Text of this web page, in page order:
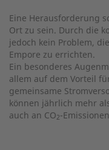
Eine Herausforderung
Ort zu sein. Durch die
jedoch kein Problem,
Empore zu errichten.
Ein besonderes
allem auf dem Vorteil
gemeinsame
können jährlich mehr
auch an CO2-